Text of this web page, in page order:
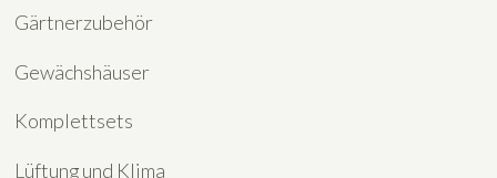
Gärtnerzubehör
Gewächshäuser
Komplettsets
Lüftung und Klima